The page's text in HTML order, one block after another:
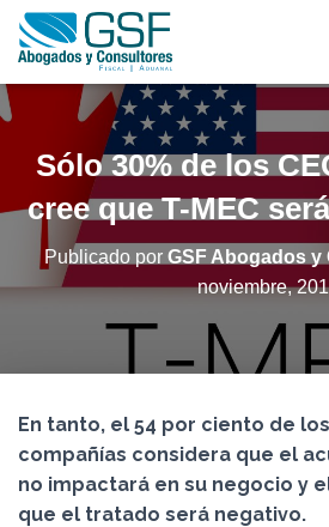
Sólo 30% de los
cree que T-MEC
Publicado por GSF Abogados
noviembre,
En tanto, el 54 por ciento de
compañías considera que el
no impactará en su negocio y
que el tratado será negativo.